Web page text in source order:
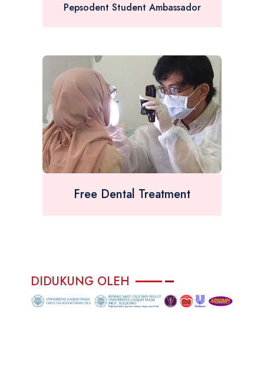
Pepsodent Student Ambassador
Free Dental Treatment
DIDUKUNG OLEH